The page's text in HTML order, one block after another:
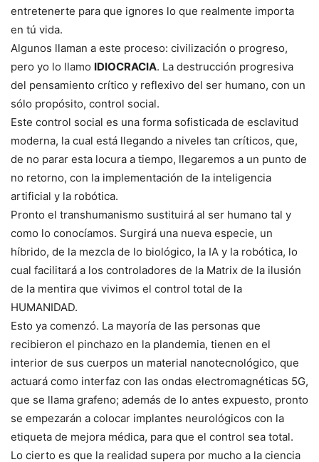
entretenerte para que ignores lo que realmente importa
en tú vida.
Algunos llaman a este proceso: civilización o progreso,
pero yo lo llamo IDIOCRACIA. La destrucción progresiva
del pensamiento crítico y reflexivo del ser humano, con un
sólo propósito, control social.
Este control social es una forma sofisticada de esclavitud
moderna, la cual está llegando a niveles tan críticos, que,
de no parar esta locura a tiempo, llegaremos a un punto de
no retorno, con la implementación de la inteligencia
artificial y la robótica.
Pronto el transhumanismo sustituirá al ser humano tal y
como lo conocíamos. Surgirá una nueva especie, un
híbrido, de la mezcla de lo biológico, la IA y la robótica, lo
cual facilitará a los controladores de la Matrix de la ilusión
de la mentira que vivimos el control total de la
HUMANIDAD.
Esto ya comenzó. La mayoría de las personas que
recibieron el pinchazo en la plandemia, tienen en el
interior de sus cuerpos un material nanotecnológico, que
actuará como interfaz con las ondas electromagnéticas 5G,
que se llama grafeno; además de lo antes expuesto, pronto
se empezarán a colocar implantes neurológicos con la
etiqueta de mejora médica, para que el control sea total.
Lo cierto es que la realidad supera por mucho a la ciencia